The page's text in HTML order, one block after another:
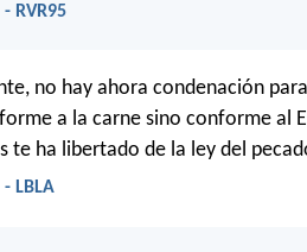
RVR95
no hay ahora condenación
a la carne sino conforme al
te ha libertado de la ley del
LBLA